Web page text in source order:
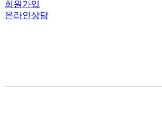
회원가입
온라인상담